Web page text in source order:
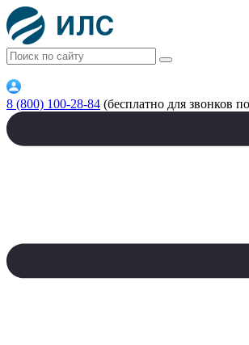
8 (800) 100-28-84 (бесплатно для звонков